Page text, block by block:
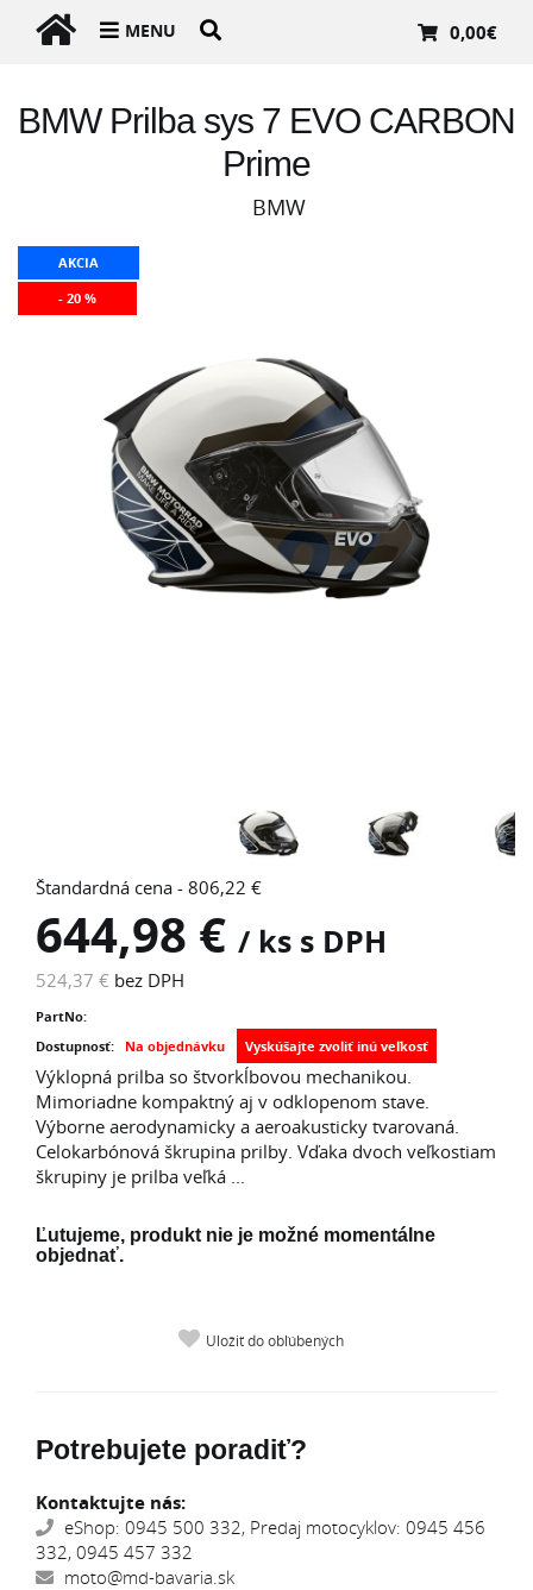
MENU 0,00€
BMW Prilba sys 7 EVO CARBON
Prime
BMW
AKCIA
- 20 %
Štandardná cena - 806,22 €
644,98 € / ks s DPH
524,37 € bez DPH
PartNo:
Dostupnosť:
Na objednávku
Výklopná prilba so štvorkĺbovou mechanikou.
Mimoriadne kompaktný aj v odklopenom stave.
Výborne aerodynamicky a aeroakusticky tvarovaná.
Celokarbónová škrupina prilby. Vďaka dvoch veľkostiam
škrupiny je prilba veľká ...
Ľutujeme, produkt nie je možné momentálne
objednať.
Uložiť do obľúbených
Potrebujete poradiť?
Kontaktujte nás:
eShop: 0945 500 332, Predaj motocyklov: 0945 456
332, 0945 457 332
moto@md-bavaria.sk